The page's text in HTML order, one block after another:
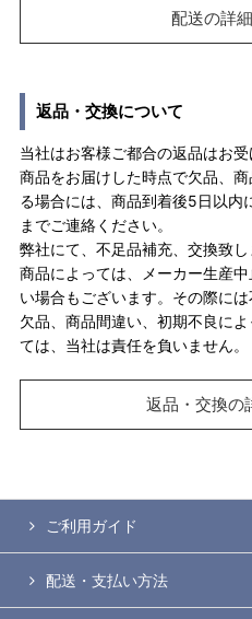
配送の詳
返品・交換について
当社はお客様ご都合の返品はお受
商品をお届けした時点で欠品、
る場合には、商品到着後5日以内
までご連絡ください。
弊社にて、不足品補充、交換致し
商品によっては、メーカー生産
い場合もございます。その際には
欠品、商品間違い、初期不良に
ては、当社は責任を負いません。
返品・交換の
ご利用ガイド
配送・支払い方法